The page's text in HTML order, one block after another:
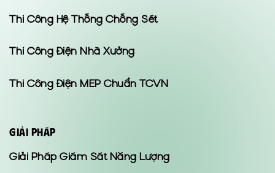
Thi Công Hệ Thống Chống Sét
Thi Công Điện Nhà Xưởng
Thi Công Điện MEP Chuẩn TCVN
GIẢI PHÁP
Giải Pháp Giám Sát Năng Lượng